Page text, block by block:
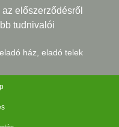
előszerződésről
tudnivalói
ház, eladó telek